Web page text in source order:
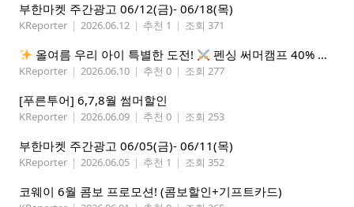
부한마켓 주간광고 06/12(금)- 06/18(목)
KReporter | 2026.06.12 | 추천 1 | 조회 371
올여름 우리 아이 특별한 도전! 펜싱 써머캠프 40% 선착순 할인
KReporter | 2026.06.10 | 추천 0 | 조회 277
[푸른투어] 6,7,8월 썸머할인
KReporter | 2026.06.09 | 추천 0 | 조회 253
부한마켓 주간광고 06/05(금)- 06/11(목)
KReporter | 2026.06.05 | 추천 1 | 조회 352
코웨이 6월 콤보 프로모션! (콤보할인+기프트카드)